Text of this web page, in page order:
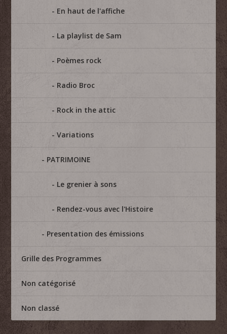
En haut de l'affiche
La playlist de Sam
Poèmes rock
Radio Broc
Rock in the attic
Variations
PATRIMOINE
Le grenier à sons
Rendez-vous avec l'Histoire
Presentation des émissions
Grille des Programmes
Non catégorisé
Non classé